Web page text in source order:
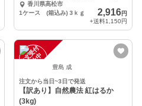
ズ 香川県高松市
1ケース (箱込み) 3ｋｇ
2,916円
+送料1,150円
注
文
受
付
停
止
中 豊島 成
注文から当日~3日で発送
【訳あり】自然農法 紅はるか
(3kg)